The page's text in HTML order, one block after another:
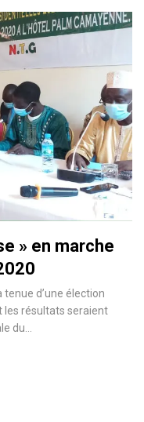
» en marche
tenue d’une élection
les résultats seraient
du…